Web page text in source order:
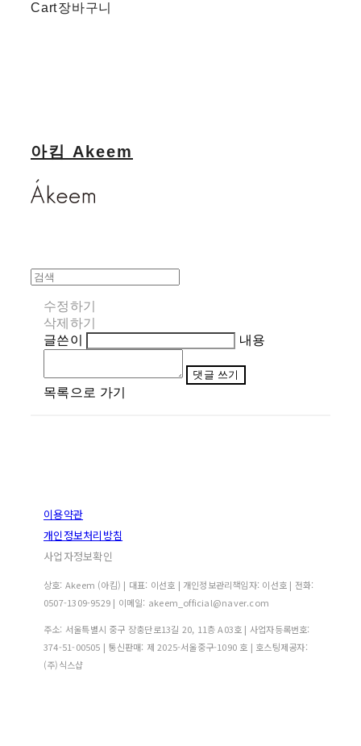
Cart장바구니
아킴 Akeem
수정하기
삭제하기
글쓴이
내용
댓글 쓰기
목록으로 가기
이용약관
개인정보처리방침
사업자정보확인
상호: Akeem (아킴) | 대표: 이선호 | 개인정보관리책임자: 이선호 | 전화:
0507-1309-9529 | 이메일: akeem_official@naver.com
주소: 서울특별시 중구 장충단로13길 20, 11층 A03호 | 사업자등록번호:
374-51-00505 | 통신판매: 제 2025-서울중구-1090 호 | 호스팅제공자:
(주)식스샵